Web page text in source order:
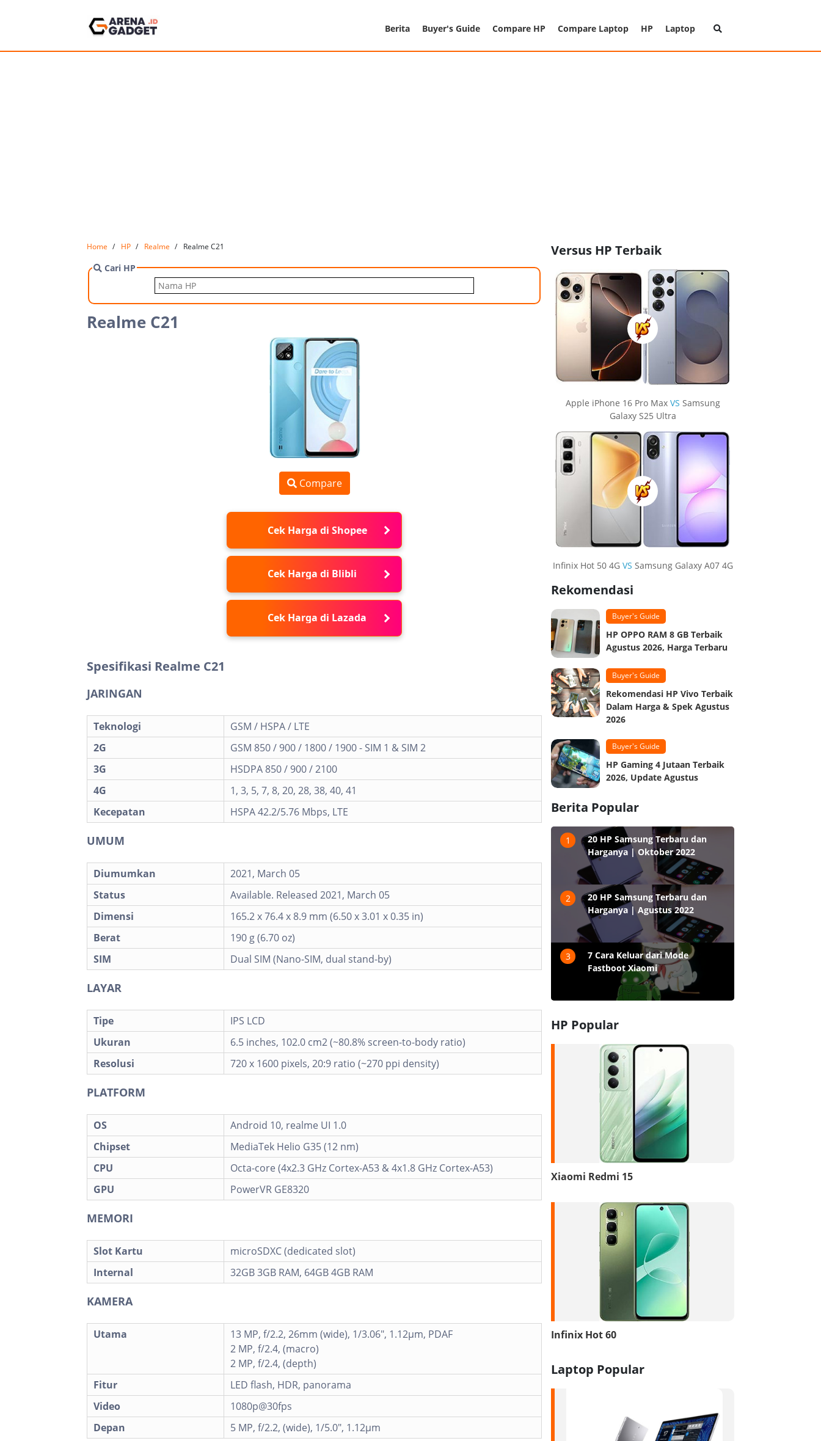
Berita Buyer's Guide Compare HP Compare Laptop HP Laptop
Home HP Realme Realme C21
Cari HP
Realme C21
Compare
Cek Harga di Shopee
Cek Harga di Blibli
Cek Harga di Lazada
Spesifikasi Realme C21
JARINGAN
Teknologi
GSM / HSPA / LTE
2G
GSM 850 / 900 / 1800 / 1900 - SIM 1 & SIM 2
3G
HSDPA 850 / 900 / 2100
4G
1, 3, 5, 7, 8, 20, 28, 38, 40, 41
Kecepatan
HSPA 42.2/5.76 Mbps, LTE
UMUM
Diumumkan
2021, March 05
Status
Available. Released 2021, March 05
Dimensi
165.2 x 76.4 x 8.9 mm (6.50 x 3.01 x 0.35 in)
Berat
190 g (6.70 oz)
SIM
Dual SIM (Nano-SIM, dual stand-by)
LAYAR
Tipe
IPS LCD
Ukuran
6.5 inches, 102.0 cm2 (~80.8% screen-to-body ratio)
Resolusi
720 x 1600 pixels, 20:9 ratio (~270 ppi density)
PLATFORM
OS
Android 10, realme UI 1.0
Chipset
MediaTek Helio G35 (12 nm)
CPU
Octa-core (4x2.3 GHz Cortex-A53 & 4x1.8 GHz Cortex-A53)
GPU
PowerVR GE8320
MEMORI
Slot Kartu
microSDXC (dedicated slot)
Internal
32GB 3GB RAM, 64GB 4GB RAM
KAMERA
Utama
13 MP, f/2.2, 26mm (wide), 1/3.06", 1.12µm, PDAF
2 MP, f/2.4, (macro)
2 MP, f/2.4, (depth)
Fitur
LED flash, HDR, panorama
Video
1080p@30fps
Depan
5 MP, f/2.2, (wide), 1/5.0", 1.12µm
Versus HP Terbaik
Apple iPhone 16 Pro Max VS Samsung
Galaxy S25 Ultra
Infinix Hot 50 4G VS Samsung Galaxy A07 4G
Rekomendasi
Buyer's Guide
HP OPPO RAM 8 GB Terbaik
Agustus 2026, Harga Terbaru
Buyer's Guide
Rekomendasi HP Vivo Terbaik
Dalam Harga & Spek Agustus
2026
Buyer's Guide
HP Gaming 4 Jutaan Terbaik
2026, Update Agustus
Berita Popular
1
20 HP Samsung Terbaru dan
Harganya | Oktober 2022
2
20 HP Samsung Terbaru dan
Harganya | Agustus 2022
3
7 Cara Keluar dari Mode
Fastboot Xiaomi
HP Popular
Xiaomi Redmi 15
Infinix Hot 60
Laptop Popular